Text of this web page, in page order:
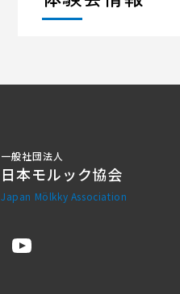
一般社団法人
日本モルック協会
Japan Mölkky Association